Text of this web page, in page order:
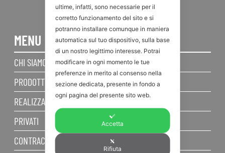
MENU
CHI SIAMO
PRODOTTI
REALIZZAZIONI
PRIVATI
CONTRACT
ultime, infatti, sono necessarie per il
corretto funzionamento del sito e si
potranno installare comunque in maniera
automatica sul tuo dispositivo, sulla base
di un nostro legittimo interesse. Potrai
modificare in ogni momento le tue
preferenze in merito al consenso nella
sezione dedicata, presente in fondo a
ogni pagina del presente sito web.
Accetta
Rifiuta